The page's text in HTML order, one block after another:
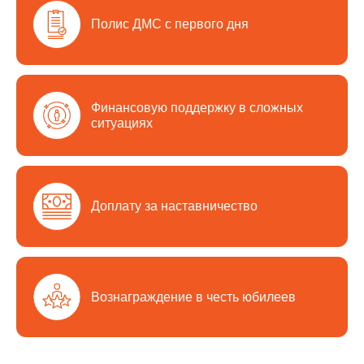
Полис ДМС с первого дня
Финансовую поддержку в сложных
ситуациях
Доплату за наставничество
Вознаграждение в честь юбилеев